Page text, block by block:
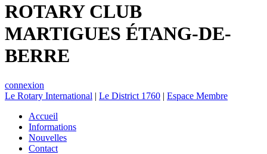
ROTARY CLUB
MARTIGUES ÉTANG-DE-
BERRE
connexion
Le Rotary International | Le District 1760 | Espace Membre
Accueil
Informations
Nouvelles
Contact